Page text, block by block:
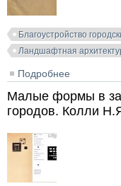
Благоустройство
Ландшафтная
Подробнее
отдыха.
Малые формы в
городов. Колли